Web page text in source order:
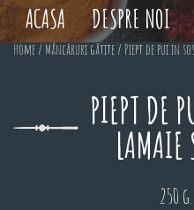
ACASA DESPRE NOI
Home / Mâncăruri gătite / Piept de pui in
PIEPT DE
LAMAIE
250